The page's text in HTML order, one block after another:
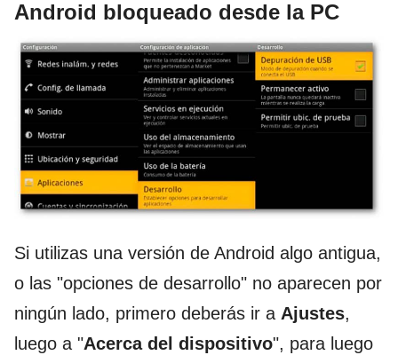
Android bloqueado desde la PC
Si utilizas una versión de Android algo antigua,
o las "opciones de desarrollo" no aparecen por
ningún lado, primero deberás ir a Ajustes,
luego a "Acerca del dispositivo", para luego